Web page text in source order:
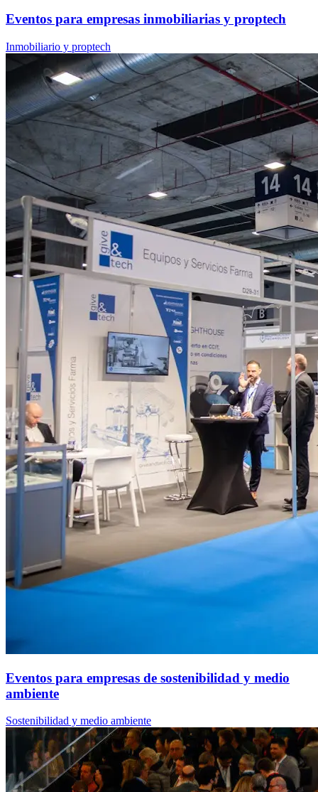
Eventos para empresas inmobiliarias y proptech
Inmobiliario y proptech
Eventos para empresas de sostenibilidad y medio
ambiente
Sostenibilidad y medio ambiente